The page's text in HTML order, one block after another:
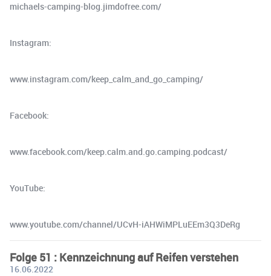
michaels-camping-blog.jimdofree.com/
Instagram:
www.instagram.com/keep_calm_and_go_camping/
Facebook:
www.facebook.com/keep.calm.and.go.camping.podcast/
YouTube:
www.youtube.com/channel/UCvH-iAHWiMPLuEEm3Q3DeRg
Folge 51 : Kennzeichnung auf Reifen verstehen
16.06.2022